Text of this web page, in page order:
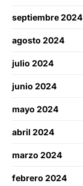
septiembre 2024
agosto 2024
julio 2024
junio 2024
mayo 2024
abril 2024
marzo 2024
febrero 2024